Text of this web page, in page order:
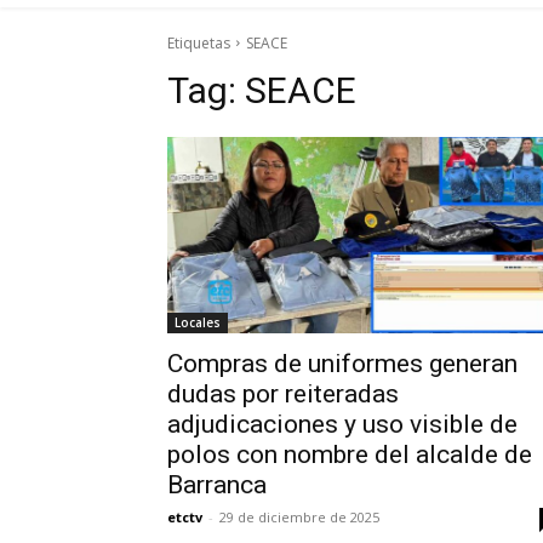
Etiquetas SEACE
Tag: SEACE
Locales
Compras de uniformes generan
dudas por reiteradas
adjudicaciones y uso visible de
polos con nombre del alcalde de
Barranca
etctv - 29 de diciembre de 2025